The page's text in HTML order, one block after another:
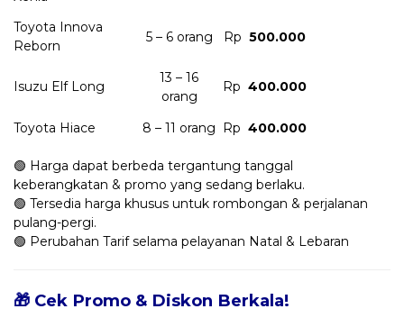
Toyota Innova
Reborn
5 – 6 orang Rp 500.000
Isuzu Elf Long
13 – 16
orang
Rp 400.000
Toyota Hiace 8 – 11 orang Rp 400.000
🟢 Harga dapat berbeda tergantung tanggal
keberangkatan & promo yang sedang berlaku.
🟢 Tersedia harga khusus untuk rombongan & perjalanan
pulang-pergi.
🟢 Perubahan Tarif selama pelayanan Natal & Lebaran
🎁 Cek Promo & Diskon Berkala!